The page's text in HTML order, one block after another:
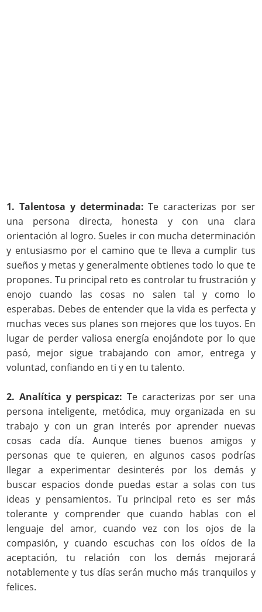
1. Talentosa y determinada: Te caracterizas por ser
una persona directa, honesta y con una clara
orientación al logro. Sueles ir con mucha determinación
y entusiasmo por el camino que te lleva a cumplir tus
sueños y metas y generalmente obtienes todo lo que te
propones. Tu principal reto es controlar tu frustración y
enojo cuando las cosas no salen tal y como lo
esperabas. Debes de entender que la vida es perfecta y
muchas veces sus planes son mejores que los tuyos. En
lugar de perder valiosa energía enojándote por lo que
pasó, mejor sigue trabajando con amor, entrega y
voluntad, confiando en ti y en tu talento.
2. Analítica y perspicaz: Te caracterizas por ser una
persona inteligente, metódica, muy organizada en su
trabajo y con un gran interés por aprender nuevas
cosas cada día. Aunque tienes buenos amigos y
personas que te quieren, en algunos casos podrías
llegar a experimentar desinterés por los demás y
buscar espacios donde puedas estar a solas con tus
ideas y pensamientos. Tu principal reto es ser más
tolerante y comprender que cuando hablas con el
lenguaje del amor, cuando vez con los ojos de la
compasión, y cuando escuchas con los oídos de la
aceptación, tu relación con los demás mejorará
notablemente y tus días serán mucho más tranquilos y
felices.